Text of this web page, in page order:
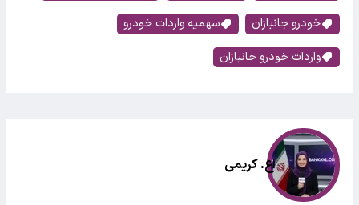
خودرو جانبازان
سهمیه واردات خودرو
واردات خودرو جانبازان
اع. کریمی